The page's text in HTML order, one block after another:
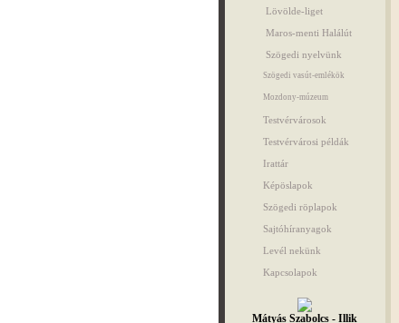
Lövölde-liget
Maros-menti Halálút
Szögedi nyelvünk
Szögedi vasút-emlékök
Mozdony-múzeum
Testvérvárosok
Testvérvárosi példák
Irattár
Képöslapok
Szögedi röplapok
Sajtóhíranyagok
Levél nekünk
Kapcsolapok
Mátyás Szabolcs - Illik